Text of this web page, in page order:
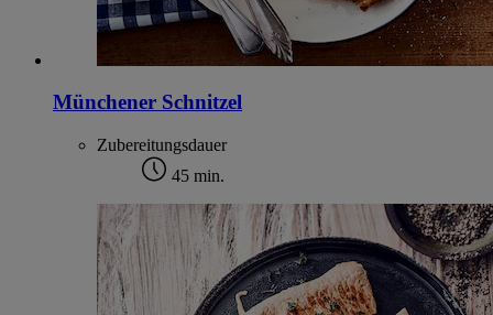
Münchener Schnitzel
Zubereitungsdauer
45 min.